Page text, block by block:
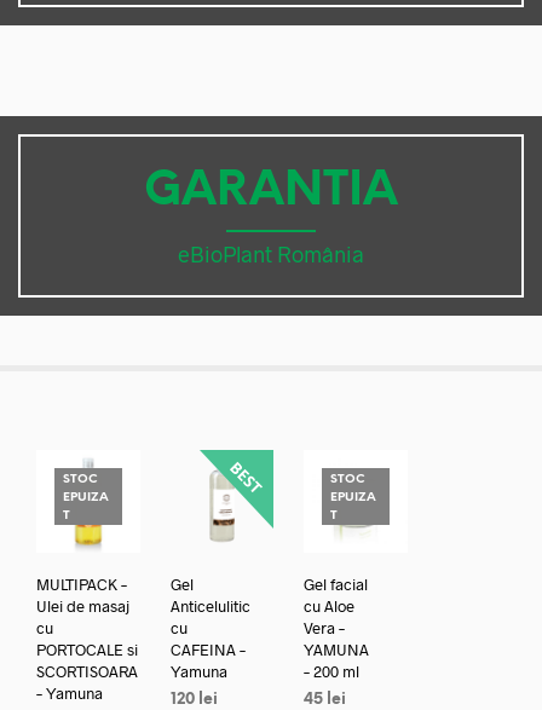
GARANTIA
eBioPlant România
STOC
EPUIZA
T
MULTIPACK –
Ulei de masaj
cu
PORTOCALE si
SCORTISOARA
– Yamuna
Gel
Anticelulitic
cu
CAFEINA –
Yamuna
120 lei
STOC
EPUIZA
T
Gel facial
cu Aloe
Vera –
YAMUNA
– 200 ml
45 lei